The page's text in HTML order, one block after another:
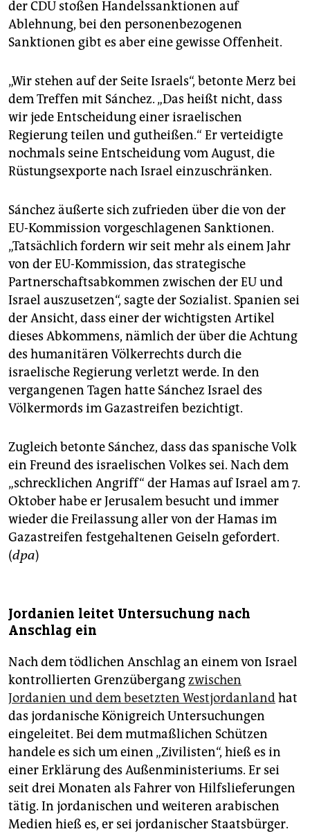
der CDU stoßen Handelssanktionen auf
Ablehnung, bei den personenbezogenen
Sanktionen gibt es aber eine gewisse Offenheit.
„Wir stehen auf der Seite Israels“, betonte Merz bei
dem Treffen mit Sánchez. „Das heißt nicht, dass
wir jede Entscheidung einer israelischen
Regierung teilen und gutheißen.“ Er verteidigte
nochmals seine Entscheidung vom August, die
Rüstungsexporte nach Israel einzuschränken.
Sánchez äußerte sich zufrieden über die von der
EU-Kommission vorgeschlagenen Sanktionen.
„Tatsächlich fordern wir seit mehr als einem Jahr
von der EU-Kommission, das strategische
Partnerschaftsabkommen zwischen der EU und
Israel auszusetzen“, sagte der Sozialist. Spanien sei
der Ansicht, dass einer der wichtigsten Artikel
dieses Abkommens, nämlich der über die Achtung
des humanitären Völkerrechts durch die
israelische Regierung verletzt werde. In den
vergangenen Tagen hatte Sánchez Israel des
Völkermords im Gazastreifen bezichtigt.
Zugleich betonte Sánchez, dass das spanische Volk
ein Freund des israelischen Volkes sei. Nach dem
„schrecklichen Angriff“ der Hamas auf Israel am 7.
Oktober habe er Jerusalem besucht und immer
wieder die Freilassung aller von der Hamas im
Gazastreifen festgehaltenen Geiseln gefordert.
(dpa)
Jordanien leitet Untersuchung nach
Anschlag ein
Nach dem tödlichen Anschlag an einem von Israel
kontrollierten Grenzübergangzwischen
Jordanien und dem besetzten Westjordanlandhat
das jordanische Königreich Untersuchungen
eingeleitet. Bei dem mutmaßlichen Schützen
handele es sich um einen „Zivilisten“, hieß es in
einer Erklärung des Außenministeriums. Er sei
seit drei Monaten als Fahrer von Hilfslieferungen
tätig. In jordanischen und weiteren arabischen
Medien hieß es, er sei jordanischer Staatsbürger.